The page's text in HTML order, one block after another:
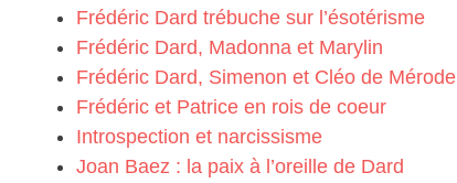
Frédéric Dard trébuche sur l’ésotérisme
Frédéric Dard, Madonna et Marylin
Frédéric Dard, Simenon et Cléo de Mérode
Frédéric et Patrice en rois de coeur
Introspection et narcissisme
Joan Baez : la paix à l’oreille de Dard